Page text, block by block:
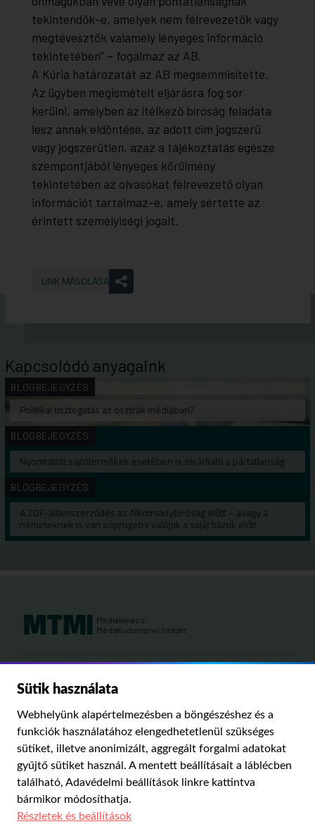
tekintendők-e, amelyek nem félrevezetők vagy
megtévesztők valamely lényeges információ
tekintetében” – fogalmaz az AB.
A Kúria határozatát az AB megsemmisítette.
Az ügyben megismételt eljárásra fog sor
kerülni, amelyben az ítélkező bíróság feladata
lesz annak eldöntése, az adott cím jogszerű
vagy jogszerűtlen, azaz a tájékoztatás egésze
szempontjából lényeges körülmény
tekintetében az olvasókat félrevezető olyan
információt tartalmaz-e, amely sértette az
érintett személyiségi jogait.
LINK MÁSOLÁSA
Kapcsolódó anyagaink
BLOGBEJEGYZÉS
Politikai tisztogatás az osztrák médiában?
BLOGBEJEGYZÉS
Nyomtatott sajtótermékek esetében is elvárható a pártatlanság
BLOGBEJEGYZÉS
A ZDF-államszerződés az Alkotmánybíróság előtt – avagy a
németeknek is van söprögetni valójuk a saját házuk előtt
Sütik használata
Webhelyünk alapértelmezésben a böngészéshez és a
funkciók használatához elengedhetetlenül szükséges
sütiket, illetve anonimizált, aggregált forgalmi adatokat
gyűjtő sütiket használ. A mentett beállításait a láblécben
található, Adavédelmi beállítások linkre kattintva
bármikor módosíthatja.
Részletek és beállítások
Médiatanács,
Médiatudományi Intézet
Kutatási területeink:
MÉDIA ÉS TÁRSADALOM
PUBLIKÁCIÓINKRÓLUNKIMPRESSZUMSZERZŐI JOGOK
ADATVÉDELMI BEÁLLÍTÁSOK